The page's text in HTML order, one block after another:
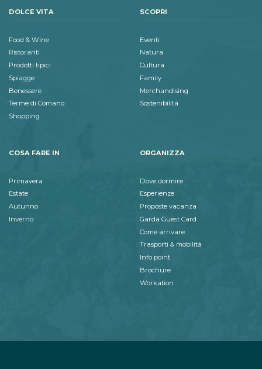
DOLCE VITA
Food & Wine
Ristoranti
Prodotti tipici
Spiagge
Benessere
Terme di Comano
Shopping
SCOPRI
Eventi
Natura
Cultura
Family
Merchandising
Sostenibilità
COSA FARE IN
Primavera
Estate
Autunno
Inverno
ORGANIZZA
Dove dormire
Esperienze
Proposte vacanza
Garda Guest Card
Come arrivare
Trasporti & mobilità
Info point
Brochure
Workation